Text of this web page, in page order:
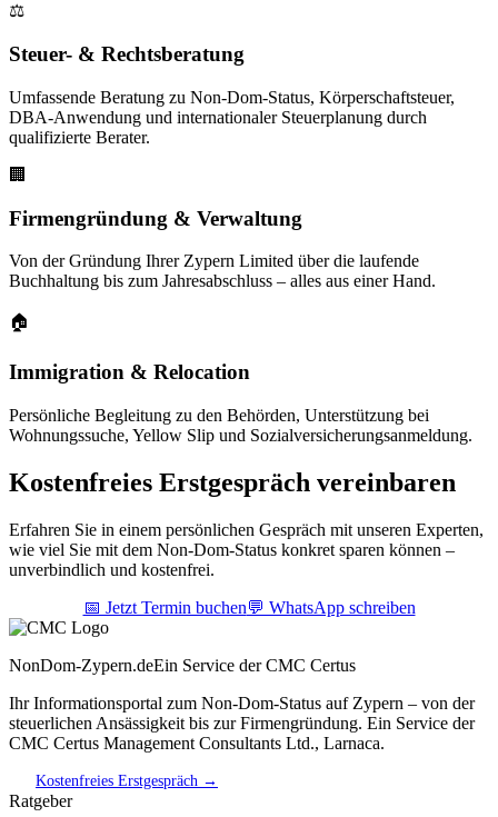
⚖️
Steuer- & Rechtsberatung
Umfassende Beratung zu Non-Dom-Status, Körperschaftsteuer,
DBA-Anwendung und internationaler Steuerplanung durch
qualifizierte Berater.
🏢
Firmengründung & Verwaltung
Von der Gründung Ihrer Zypern Limited über die laufende
Buchhaltung bis zum Jahresabschluss – alles aus einer Hand.
🏠
Immigration & Relocation
Persönliche Begleitung zu den Behörden, Unterstützung bei
Wohnungssuche, Yellow Slip und Sozialversicherungsanmeldung.
Kostenfreies Erstgespräch vereinbaren
Erfahren Sie in einem persönlichen Gespräch mit unseren Experten,
wie viel Sie mit dem Non-Dom-Status konkret sparen können –
unverbindlich und kostenfrei.
📅 Jetzt Termin buchen💬 WhatsApp schreiben
NonDom-Zypern.deEin Service der CMC Certus
Ihr Informationsportal zum Non-Dom-Status auf Zypern – von der
steuerlichen Ansässigkeit bis zur Firmengründung. Ein Service der
CMC Certus Management Consultants Ltd., Larnaca.
Kostenfreies Erstgespräch →
Ratgeber